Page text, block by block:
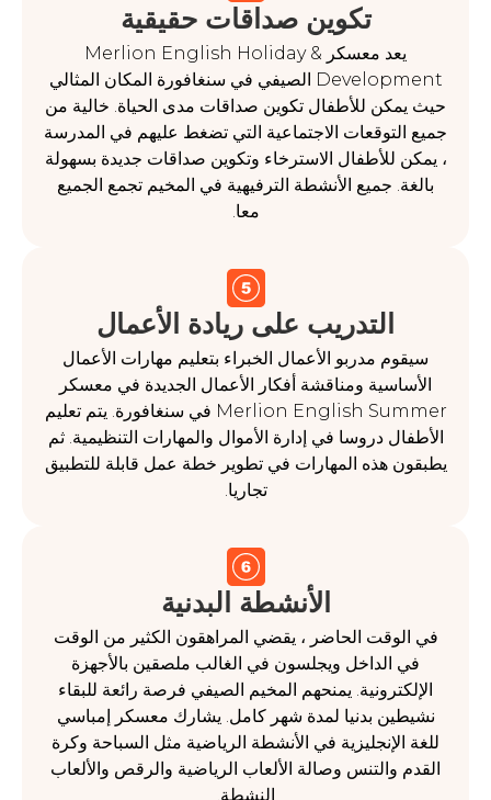
تكوين صداقات حقيقية
يعد معسكر Merlion English Holiday &
Development الصيفي في سنغافورة المكان المثالي
للأطفال تكوين صداقات مدى الحياة. خالية من
الاجتماعية التي تضغط عليهم في المدرسة
الاسترخاء وتكوين صداقات جديدة بسهولة
جميع الأنشطة الترفيهية في المخيم تجمع الجميع
التدريب على ريادة الأعمال
مدربو الأعمال الخبراء بتعليم مهارات الأعمال
ومناقشة أفكار الأعمال الجديدة في معسكر
Merlion English Summer في سنغافورة. يتم تعليم
دروسا في إدارة الأموال والمهارات التنظيمية. ثم
هذه المهارات في تطوير خطة عمل قابلة للتطبيق
الأنشطة البدنية
الحاضر ، يقضي المراهقون الكثير من الوقت
ويجلسون في الغالب ملصقين بالأجهزة
يمنحهم المخيم الصيفي فرصة رائعة للبقاء
بدنيا لمدة شهر كامل. يشارك معسكر إمباسي
في الأنشطة الرياضية مثل السباحة وكرة
وصالة الألعاب الرياضية والرقص والألعاب